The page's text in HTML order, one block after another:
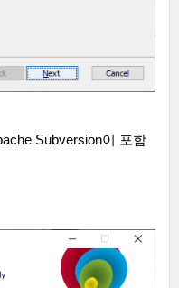
Subversion이 포함